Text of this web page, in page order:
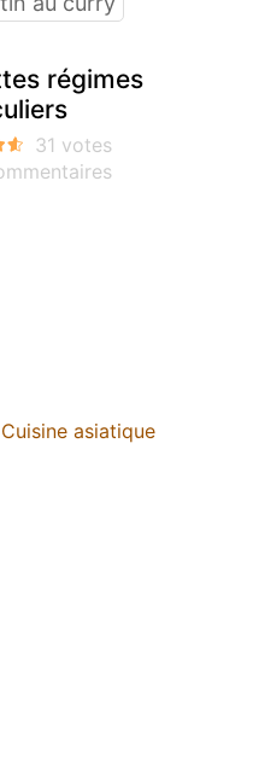
régimes
Cuisine asiatique